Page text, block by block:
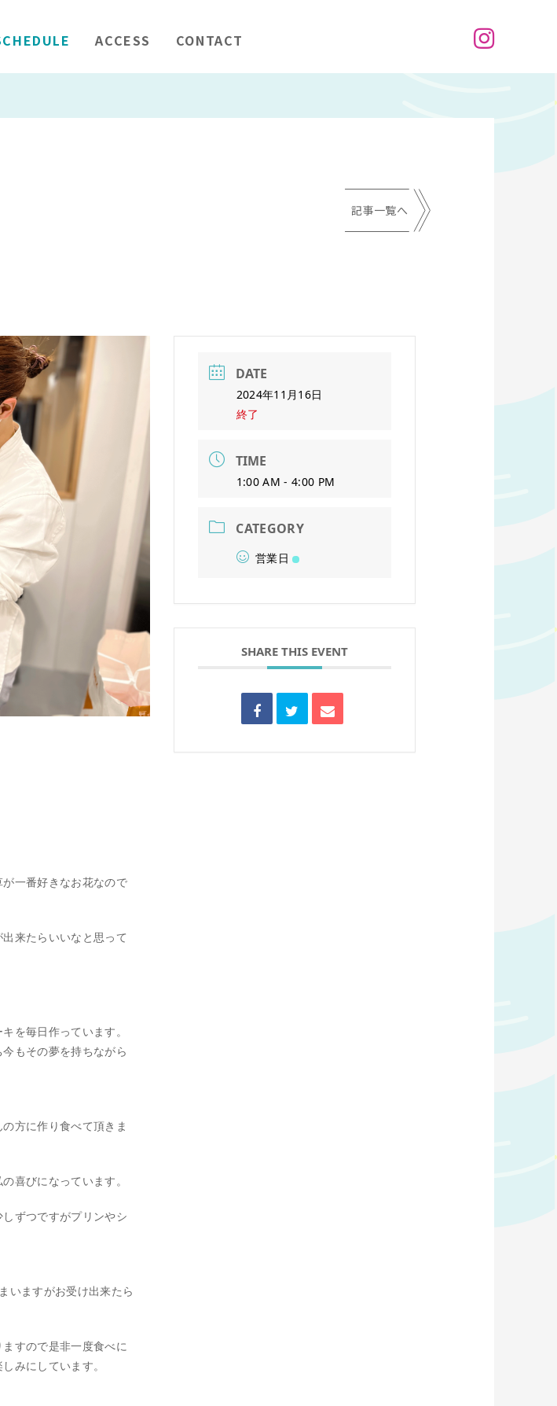
ACCESS CONTACT
記事一覧へ
一番好きなお花なので
来たらいいなと思って
を毎日作っています。
もその夢を持ちながら
方に作り食べて頂きま
喜びになっています。
ずつですがプリンやシ
いますがお受け出来たら
すので是非一度食べに
みにしています。
DATE
2024年11月16日
終了
TIME
1:00 AM - 4:00 PM
CATEGORY
営業日
SHARE THIS EVENT